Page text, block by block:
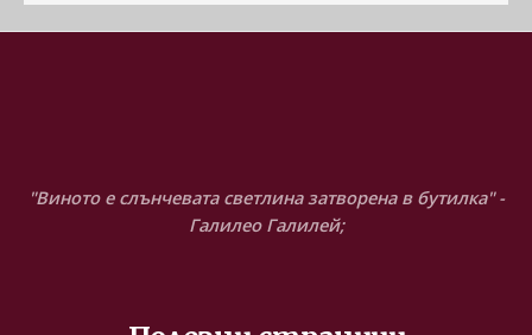
"Виното е слънчевата светлина затворена в бутилка" -
Галилео Галилей;